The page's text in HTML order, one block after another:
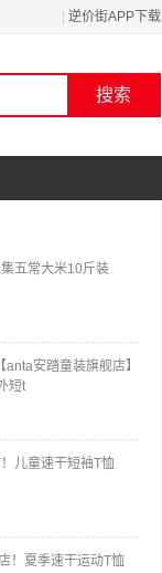
逆价街APP下载
五常大米10斤装
安踏童装旗舰店】
短t
儿童速干短袖T恤
！夏季速干运动T恤